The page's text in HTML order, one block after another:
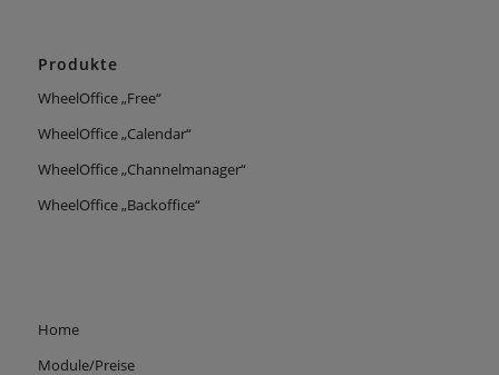
Produkte
WheelOffice „Free“
WheelOffice „Calendar“
WheelOffice „Channelmanager“
WheelOffice „Backoffice“
Home
Module/Preise